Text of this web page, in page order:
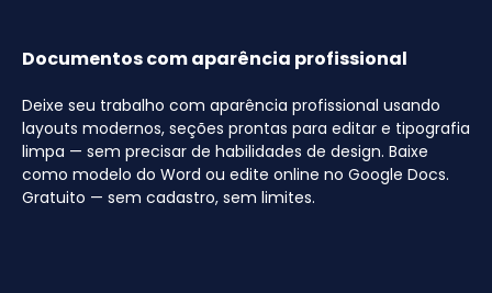
Documentos com aparência profissional
Deixe seu trabalho com aparência profissional usando
layouts modernos, seções prontas para editar e tipografia
limpa — sem precisar de habilidades de design. Baixe
como modelo do Word ou edite online no Google Docs.
Gratuito — sem cadastro, sem limites.